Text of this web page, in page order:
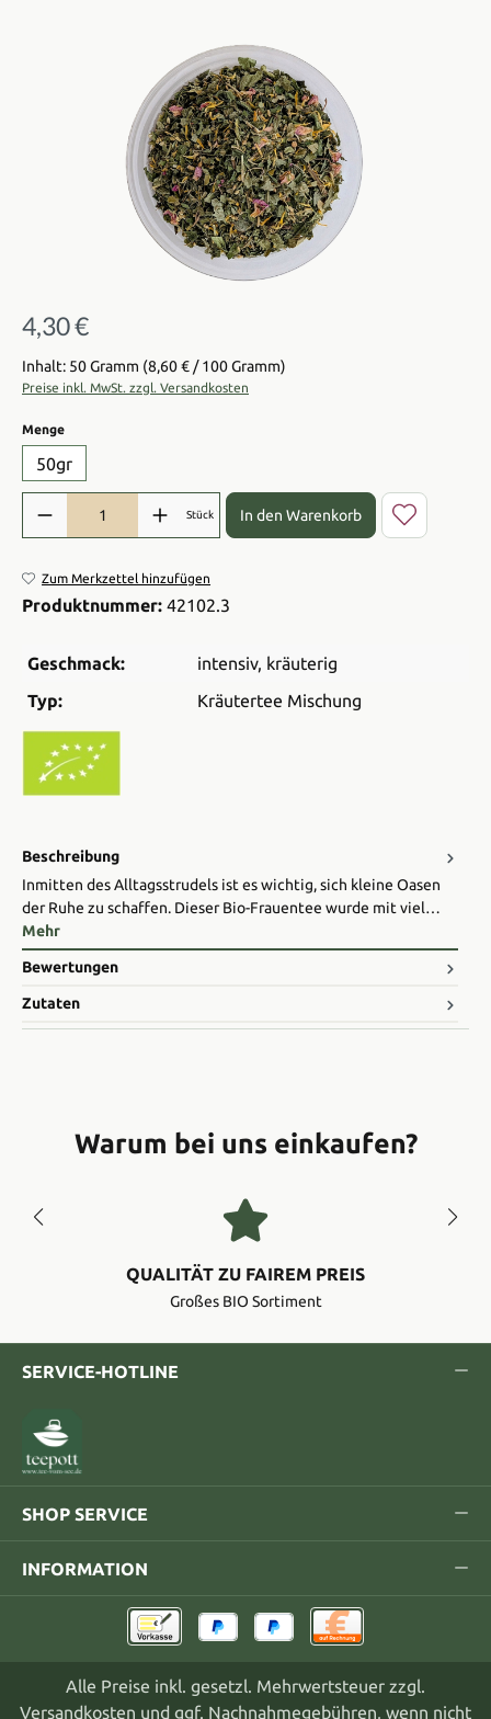
Bildergalerie überspringen
Regulärer Preis:
4,30 €
Inhalt: 50 Gramm (8,60 € / 100 Gramm)
Preise inkl. MwSt. zzgl. Versandkosten
Mengeauswählen
50gr
Produkt Anzahl: Gib den gewünschten Wert ein oder benutze die
Stück In den Warenkorb
Zum Merkzettel hinzufügen
Produktnummer: 42102.3
Geschmack: intensiv, kräuterig
Typ:
Kräutertee Mischung
Beschreibung
Inmitten des Alltagsstrudels ist es wichtig, sich kleine Oasen
der Ruhe zu schaffen. Dieser Bio-Frauentee wurde mit viel…
Mehr
Bewertungen
Zutaten
Warum bei uns einkaufen?
QUALITÄT ZU FAIREM PREIS
Großes BIO Sortiment
SERVICE-HOTLINE
SHOP SERVICE
INFORMATION
Alle Preise inkl. gesetzl. Mehrwertsteuer zzgl.
Versandkosten und ggf. Nachnahmegebühren, wenn nicht